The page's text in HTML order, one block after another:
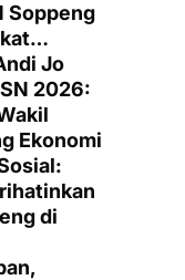
Soppeng
Jo
2026:
Ekonomi
di